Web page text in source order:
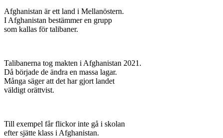
Afghanistan är ett land i Mellanöstern.
I Afghanistan bestämmer en grupp
som kallas för talibaner.
Talibanerna tog makten i Afghanistan 2021.
Då började de ändra en massa lagar.
Många säger att det har gjort landet
väldigt orättvist.
Till exempel får flickor inte gå i skolan
efter sjätte klass i Afghanistan.